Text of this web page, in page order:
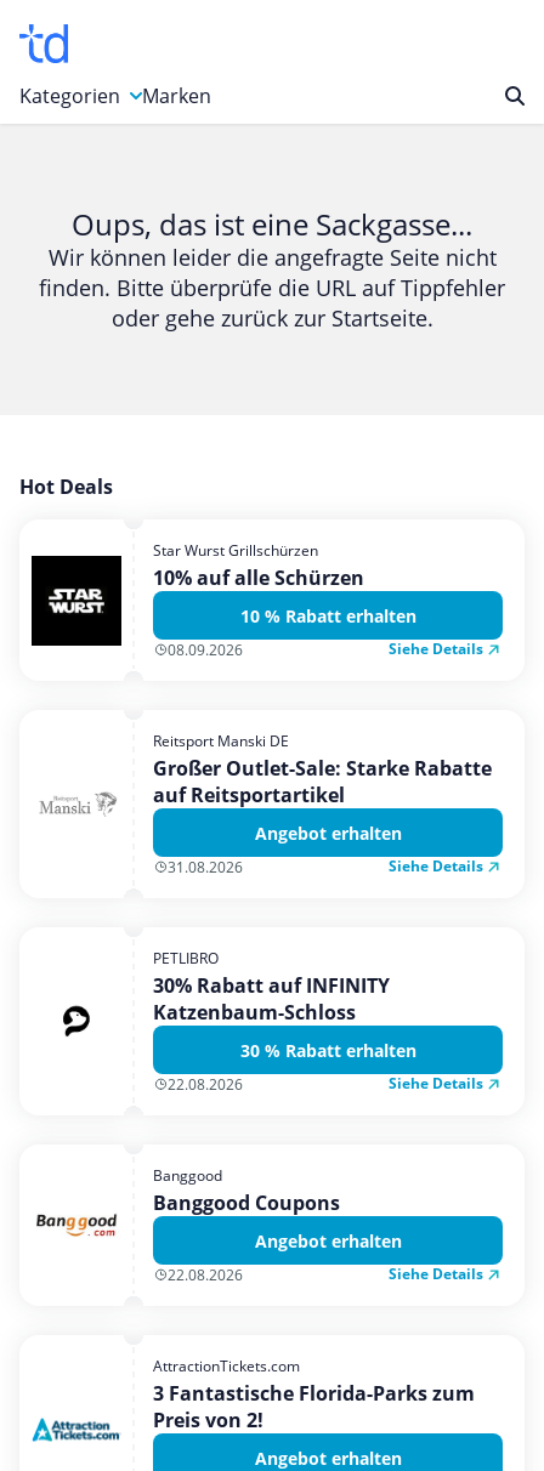
Kategorien
Bücher & Magazine
Computer & Elektronik
Entertainment & Media
Garten, Haushalt & Tiere
Mobilfunk & Internet
Mode & Accessoires
Shopping
Urlaub & Reise
Marken
Oups, das ist eine Sackgasse...
Wir können leider die angefragte Seite nicht
finden. Bitte überprüfe die URL auf Tippfehler
oder gehe zurück zur Startseite.
Hot Deals
Star Wurst Grillschürzen
10% auf alle Schürzen
10 % Rabatt erhalten
08.09.2026 Siehe Details
Reitsport Manski DE
Großer Outlet-Sale: Starke Rabatte
auf Reitsportartikel
Angebot erhalten
31.08.2026 Siehe Details
PETLIBRO
30% Rabatt auf INFINITY
Katzenbaum-Schloss
30 % Rabatt erhalten
22.08.2026 Siehe Details
Banggood
Banggood Coupons
Angebot erhalten
22.08.2026 Siehe Details
AttractionTickets.com
3 Fantastische Florida-Parks zum
Preis von 2!
Angebot erhalten